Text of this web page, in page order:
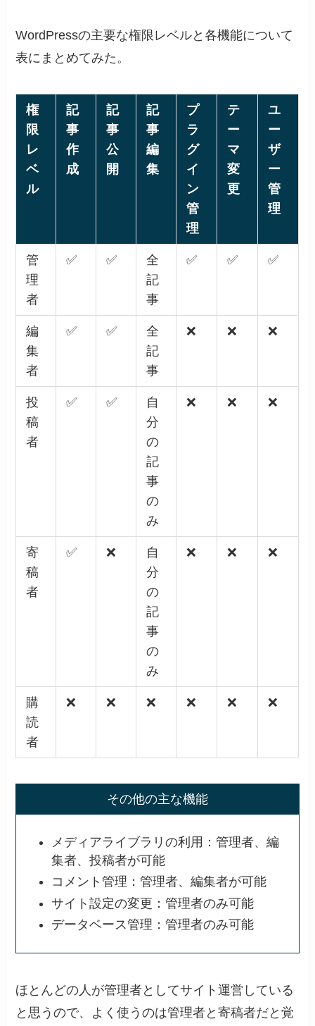
WordPressの主要な権限レベルと各機能について
表にまとめてみた。
権
限
レ
ベ
ル
記
事
作
成
記
事
公
開
記
事
編
集
プ
ラ
グ
イ
ン
管
理
テ
ー
マ
変
更
ユ
ー
ザ
ー
管
理
管
理
者
✅ ✅
全
記
事
✅ ✅ ✅
編
集
者
✅ ✅
全
記
事
❌ ❌ ❌
投
稿
者
✅ ✅
自
分
の
記
事
の
み
❌ ❌ ❌
寄
稿
者
✅ ❌
自
分
の
記
事
の
み
❌ ❌ ❌
購
読
者
❌ ❌ ❌ ❌ ❌ ❌
その他の主な機能
メディアライブラリの利用：管理者、編
集者、投稿者が可能
コメント管理：管理者、編集者が可能
サイト設定の変更：管理者のみ可能
データベース管理：管理者のみ可能
ほとんどの人が管理者としてサイト運営している
と思うので、よく使うのは管理者と寄稿者だと覚